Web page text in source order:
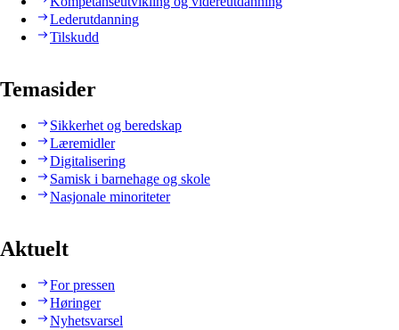
Lederutdanning
Tilskudd
Temasider
Sikkerhet og beredskap
Læremidler
Digitalisering
Samisk i barnehage og skole
Nasjonale minoriteter
Aktuelt
For pressen
Høringer
Nyhetsvarsel